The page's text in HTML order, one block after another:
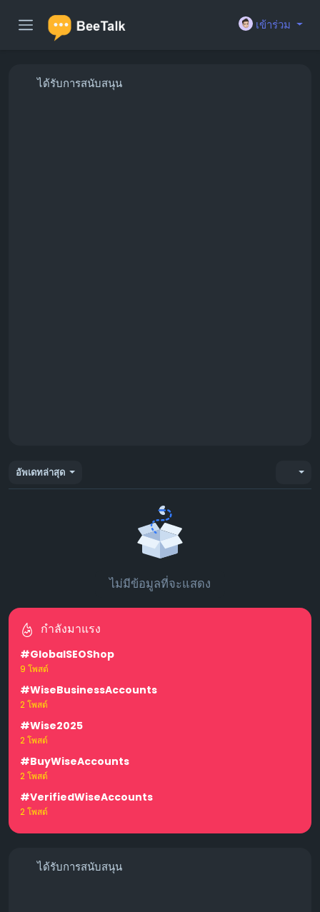
เข้าร่วม
ได้รับการสนับสนุน
อัพเดทล่าสุด
ไม่มีข้อมูลที่จะแสดง
กำลังมาแรง
#GlobalSEOShop
9 โพสต์
#WiseBusinessAccounts
2 โพสต์
#Wise2025
2 โพสต์
#BuyWiseAccounts
2 โพสต์
#VerifiedWiseAccounts
2 โพสต์
ได้รับการสนับสนุน